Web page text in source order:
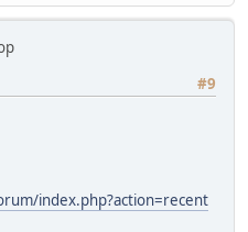
#9
index.php?action=recent